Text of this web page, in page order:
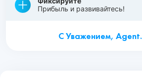
Прибыль и развивайтесь!
С Уважением,